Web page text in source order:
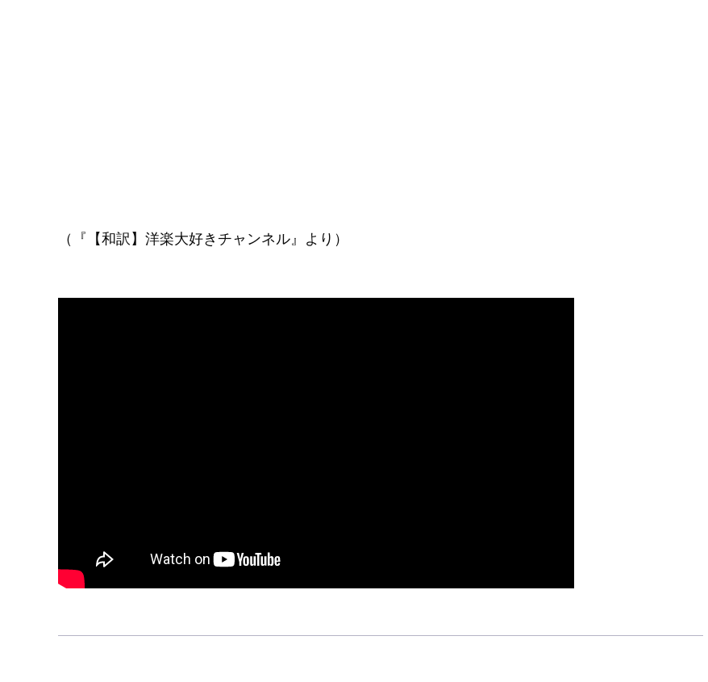
（『【和訳】洋楽大好きチャンネル』より）